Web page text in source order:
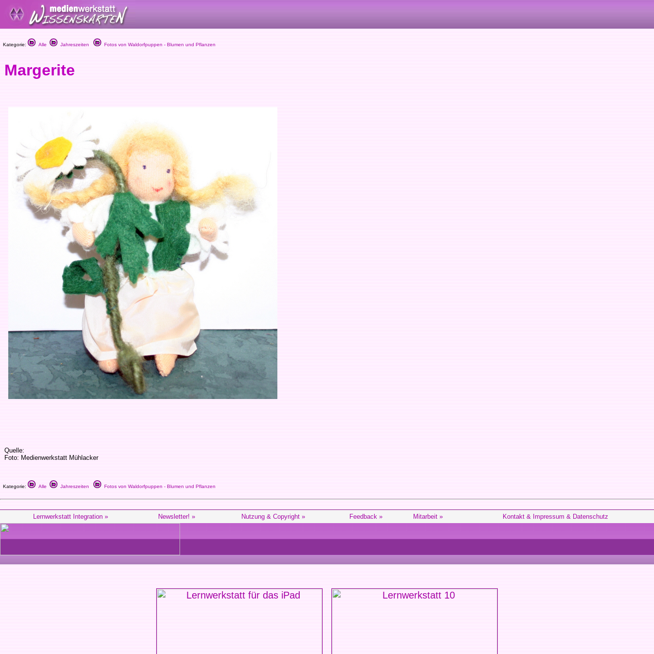
Kategorie: Alle Jahreszeiten Fotos von Waldorfpuppen - Blumen und Pflanzen
Margerite
Quelle:
Foto: Medienwerkstatt Mühlacker
Kategorie: Alle Jahreszeiten Fotos von Waldorfpuppen - Blumen und Pflanzen
Lernwerkstatt Integration » Newsletter! » Nutzung & Copyright » Feedback » Mitarbeit » Kontakt & Impressum & Datenschutz